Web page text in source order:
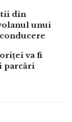
din
unui
va fi
parcări